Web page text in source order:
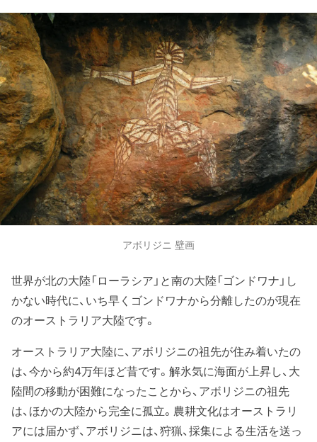
アボリジニ 壁画
世界が北の大陸「ローラシア」と南の大陸「ゴンドワナ」し
かない時代に、いち早くゴンドワナから分離したのが現在
のオーストラリア大陸です。
オーストラリア大陸に、アボリジニの祖先が住み着いたの
は、今から約4万年ほど昔です。解氷気に海面が上昇し、大
陸間の移動が困難になったことから、アボリジニの祖先
は、ほかの大陸から完全に孤立。農耕文化はオーストラリ
アには届かず、アボリジニは、狩猟、採集による生活を送っ